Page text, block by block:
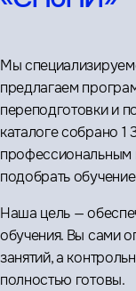
Мы
предлагаем
переподготовки и
каталоге собрано 1
профессиональным
подобрать
Наша цель —
обучения. Вы сами
занятий, а
полностью готовы.